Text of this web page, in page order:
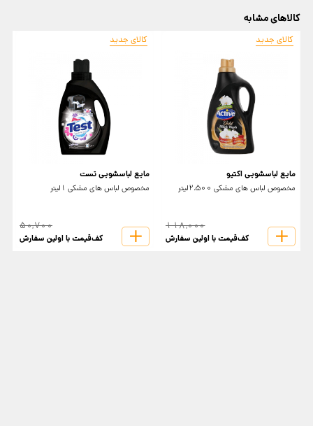
کالاهای مشابه
کالای جدید
مایع لباسشویی اکتیو
مخصوص لباس های مشکی 2.500لیتر
118,000
کف‌قیمت با اولین سفارش
کالای جدید
مایع لباسشویی تست
مخصوص لباس های مشکی 1لیتر
50,700
کف‌قیمت با اولین سفارش